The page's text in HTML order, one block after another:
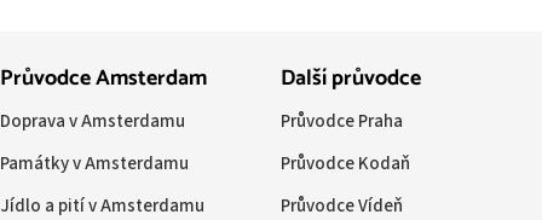
Průvodce Amsterdam
Doprava v Amsterdamu
Památky v Amsterdamu
Jídlo a pití v Amsterdamu
Další průvodce
Průvodce Praha
Průvodce Kodaň
Průvodce Vídeň